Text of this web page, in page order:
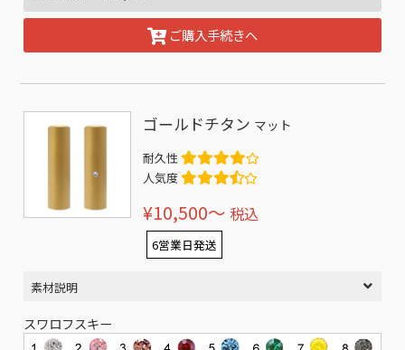
ご購入手続きへ
ゴールドチタン マット
耐久性
人気度
¥10,500〜 税込
6営業日発送
素材説明
スワロフスキー